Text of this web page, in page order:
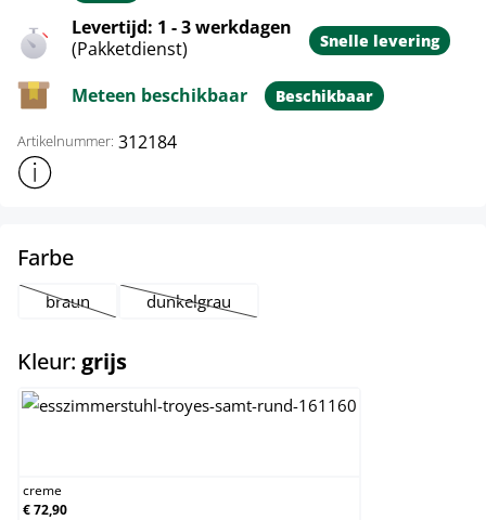
Levertijd: 1 - 3 werkdagen
(Pakketdienst)
Snelle levering
Meteen beschikbaar Beschikbaar
Artikelnummer: 312184
Toon meer productinformatie
Farbeselect
braun
(Deze optie is momenteel niet beschikbaar.)
dunkelgrau
(Deze optie is momenteel niet beschikbaar.)
Kleur: grijsselect
creme
€ 72,90